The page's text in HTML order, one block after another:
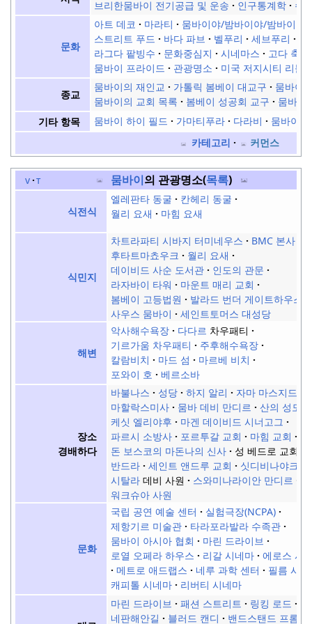
브리한뭄바이 전기공급 및 운송
인구통계학 수
문화
아트 데코 마라티
뭄바이야/밤바이야/밤바이야
스트리트 푸드
바다 파브 벨푸리 세브푸리
라그다 팥빙수
문화중심지 시네마스
고다 축제
뭄바이 프라이드
관광명소
미국 저지시티 리틀
종교
뭄바이의 재인교 가톨릭 봄베이 대교구
뭄바이
뭄바이의 교회 목록
봄베이 성공회 교구
뭄바이
기타 항목
뭄바이 하이 필드 가마티푸라 다라비
뭄바이
카테고리
커먼스
v t 뭄바이의 관광명소(목록)
식전식
엘레판타 동굴
칸헤리 동굴
월리 요새
마힘 요새
식민지
차트라파티 시바지 터미네우스
BMC 본사
후타트마쵸우크
월리 요새
데이비드 사순 도서관
인도의 관문
라자바이 타워
마운트 매리 교회
봄베이 고등법원
발라드 번더 게이트하우스
사우스 뭄바이
세인트토머스 대성당
해변
악사해수욕장 다다르 차우패티
기르가움 차우패티
주후해수욕장
칼람비치
마드 섬
마르베 비치
포와이 호
베르소바
장소
경배하다
바불나스 성당 하지 알리
자마 마스지드
마할락스미사
뭄바 데비 만디르
산의 성모
케싯 엘리야후
마겐 데이비드 시너고그
파르시 소방사
포르투갈 교회
마힘 교회
돈 보스코의 마돈나의 신사
성 베드로 교회,
반드라
세인트 앤드루 교회
싯디비나야크
시탈라데비 사원
스와미나라이안 만디르
워크슈아 사원
문화
국립 공연 예술 센터
실험극장(NCPA)
제항기르 미술관
타라포라발라 수족관
뭄바이 아시아 협회
마린 드라이브
로열 오페라 하우스
리갈 시네마
에로스 시
메트로 애드랩스
네루 과학 센터
필름 시티
캐피톨 시네마
리버티 시네마
마린 드라이브 패션 스트리트
링킹 로드
네판해안길
블러드 캔디
밴드스탠드 프롬나